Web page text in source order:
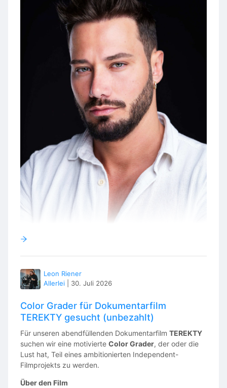
If your application is shortlisted, we will invite you to
submit a self-tape for the role before making our final
casting decisions.
We can’t wait to bring NOAH to life with a passionate
team of creatives!
Leon Riener
Allerlei
30. Juli 2026
Color Grader für Dokumentarfilm
TEREKTY gesucht (unbezahlt)
Für unseren abendfüllenden Dokumentarfilm TEREKTY
suchen wir eine motivierte Color Grader, der oder die
Lust hat, Teil eines ambitionierten Independent-
Filmprojekts zu werden.
Über den Film